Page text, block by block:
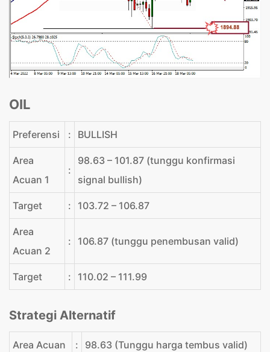
OIL
Preferensi : BULLISH
Area
Acuan 1
:
98.63 – 101.87 (tunggu konfirmasi
signal bullish)
Target : 103.72 – 106.87
Area
Acuan 2
: 106.87 (tunggu penembusan valid)
Target : 110.02 – 111.99
Strategi Alternatif
Area Acuan : 98.63 (Tunggu harga tembus valid)